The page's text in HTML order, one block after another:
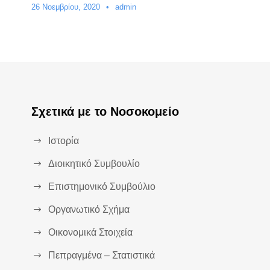
26 Νοεμβρίου, 2020 • admin
Σχετικά με το Νοσοκομείο
Ιστορία
Διοικητικό Συμβουλίο
Επιστημονικό Συμβούλιο
Οργανωτικό Σχήμα
Οικονομικά Στοιχεία
Πεπραγμένα – Στατιστικά